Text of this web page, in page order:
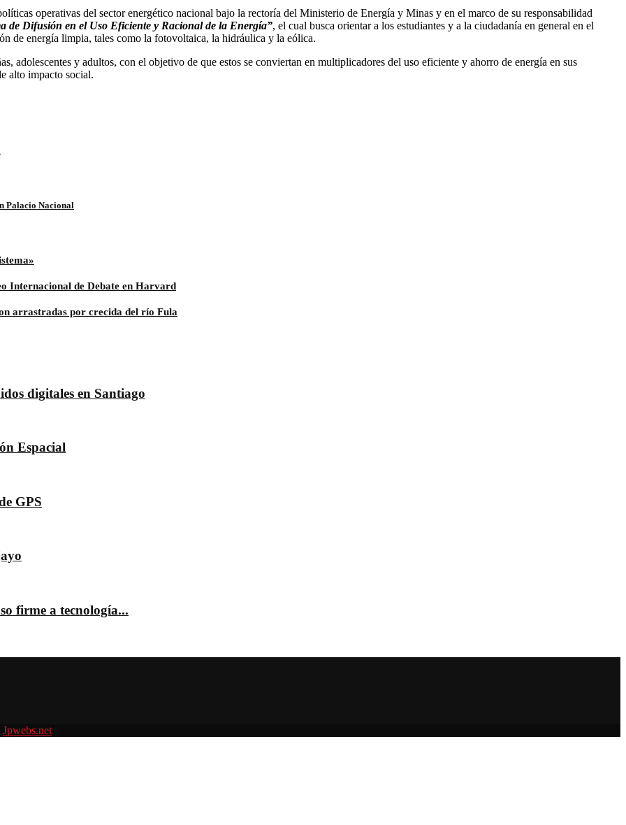
operativas del sector energético nacional bajo la rectoría del Ministerio de Energía y Minas y en el marco de su responsabilidad
de Difusión en el Uso Eficiente y Racional de la Energía”, el cual busca orientar a los estudiantes y a la ciudadanía en general en el
de energía limpia, tales como la fotovoltaica, la hidráulica y la eólica.
adolescentes y adultos, con el objetivo de que estos se conviertan en multiplicadores del uso eficiente y ahorro de energía en sus
alto impacto social.
Palacio Nacional
Internacional de Debate en Harvard
arrastradas por crecida del río Fula
digitales en Santiago
Espacial
GPS
firme a tecnología...
Jpwebs.net